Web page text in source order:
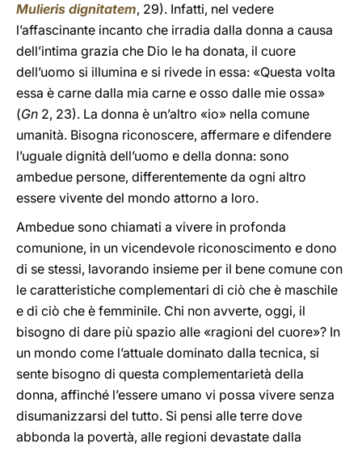
Mulieris dignitatem, 29). Infatti, nel vedere
l’affascinante incanto che irradia dalla donna a causa
dell’intima grazia che Dio le ha donata, il cuore
dell’uomo si illumina e si rivede in essa: «Questa volta
essa è carne dalla mia carne e osso dalle mie ossa»
(Gn 2, 23). La donna è un’altro «io» nella comune
umanità. Bisogna riconoscere, affermare e difendere
l’uguale dignità dell’uomo e della donna: sono
ambedue persone, differentemente da ogni altro
essere vivente del mondo attorno a loro.
Ambedue sono chiamati a vivere in profonda
comunione, in un vicendevole riconoscimento e dono
di se stessi, lavorando insieme per il bene comune con
le caratteristiche complementari di ciò che è maschile
e di ciò che è femminile. Chi non avverte, oggi, il
bisogno di dare più spazio alle «ragioni del cuore»? In
un mondo come l’attuale dominato dalla tecnica, si
sente bisogno di questa complementarietà della
donna, affinché l’essere umano vi possa vivere senza
disumanizzarsi del tutto. Si pensi alle terre dove
abbonda la povertà, alle regioni devastate dalla